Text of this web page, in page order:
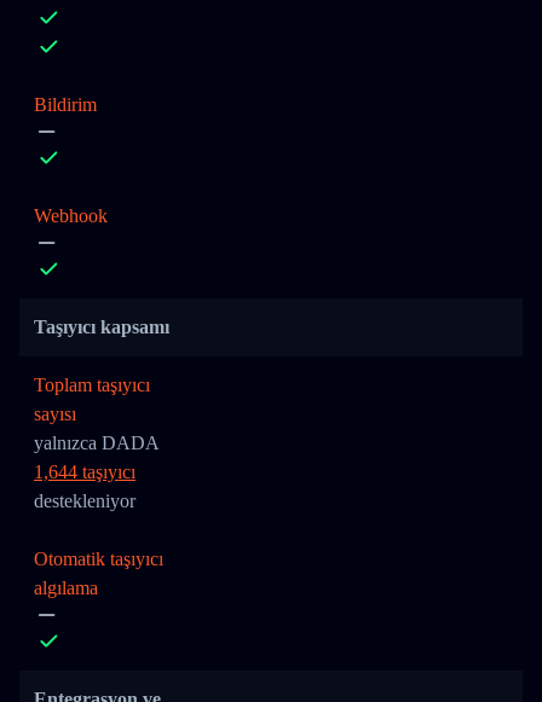
Bildirim
Webhook
Taşıyıcı kapsamı
Toplam taşıyıcı
sayısı
yalnızca DADA
1,644 taşıyıcı
destekleniyor
Otomatik taşıyıcı
algılama